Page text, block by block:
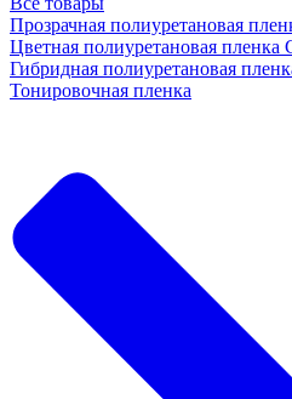
Прозрачная полиуретановая
Цветная полиуретановая пленка
Гибридная полиуретановая
Тонировочная пленка